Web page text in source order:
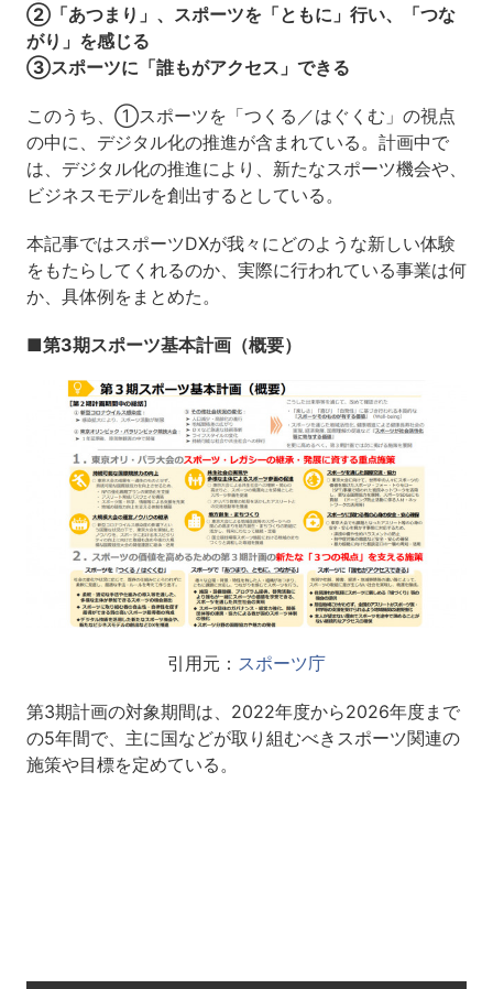
②「あつまり」、スポーツを「ともに」行い、「つな
がり」を感じる
③スポーツに「誰もがアクセス」できる
このうち、①スポーツを「つくる／はぐくむ」の視点
の中に、デジタル化の推進が含まれている。計画中で
は、デジタル化の推進により、新たなスポーツ機会や、
ビジネスモデルを創出するとしている。
本記事ではスポーツDXが我々にどのような新しい体験
をもたらしてくれるのか、実際に行われている事業は何
か、具体例をまとめた。
■第3期スポーツ基本計画（概要）
引用元： スポーツ庁
第3期計画の対象期間は、2022年度から2026年度まで
の5年間で、主に国などが取り組むべきスポーツ関連の
施策や目標を定めている。